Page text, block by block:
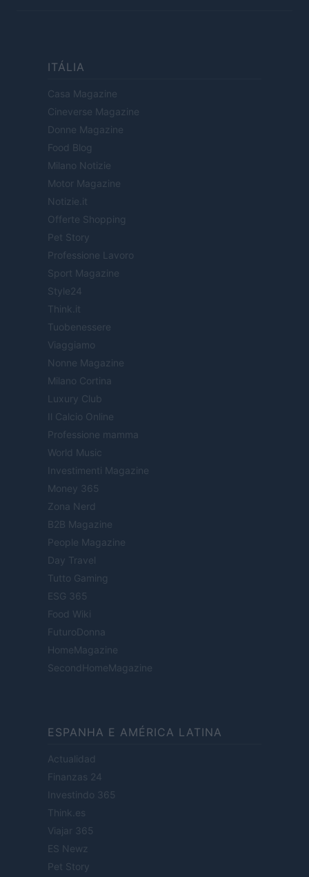
ITÁLIA
Casa Magazine
Cineverse Magazine
Donne Magazine
Food Blog
Milano Notizie
Motor Magazine
Notizie.it
Offerte Shopping
Pet Story
Professione Lavoro
Sport Magazine
Style24
Think.it
Tuobenessere
Viaggiamo
Nonne Magazine
Milano Cortina
Luxury Club
Il Calcio Online
Professione mamma
World Music
Investimenti Magazine
Money 365
Zona Nerd
B2B Magazine
People Magazine
Day Travel
Tutto Gaming
ESG 365
Food Wiki
FuturoDonna
HomeMagazine
SecondHomeMagazine
ESPANHA E AMÉRICA LATINA
Actualidad
Finanzas 24
Investindo 365
Think.es
Viajar 365
ES Newz
Pet Story